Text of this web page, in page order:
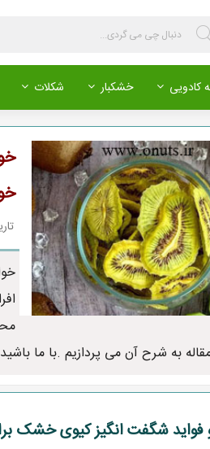
کادویی خشکبار شکلات
تاریخ
به شرح آن می پردازیم .با ما
شگفت انگیز کیوی خشک